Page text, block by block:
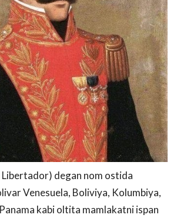
degan nom ostida
Venesuela, Boliviya, Kolumbiya,
kabi oltita mamlakatni ispan